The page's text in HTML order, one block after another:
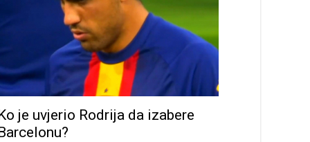
je uvjerio Rodrija da izabere